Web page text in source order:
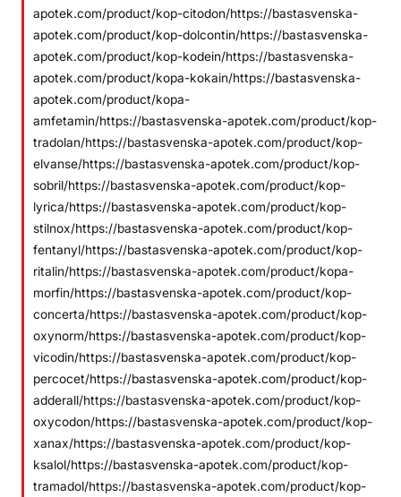
apotek.com/product/kop-citodon/https://bastasvenska-
apotek.com/product/kop-dolcontin/https://bastasvenska-
apotek.com/product/kop-kodein/https://bastasvenska-
apotek.com/product/kopa-kokain/https://bastasvenska-
apotek.com/product/kopa-
amfetamin/https://bastasvenska-apotek.com/product/kop-
tradolan/https://bastasvenska-apotek.com/product/kop-
elvanse/https://bastasvenska-apotek.com/product/kop-
sobril/https://bastasvenska-apotek.com/product/kop-
lyrica/https://bastasvenska-apotek.com/product/kop-
stilnox/https://bastasvenska-apotek.com/product/kop-
fentanyl/https://bastasvenska-apotek.com/product/kop-
ritalin/https://bastasvenska-apotek.com/product/kopa-
morfin/https://bastasvenska-apotek.com/product/kop-
concerta/https://bastasvenska-apotek.com/product/kop-
oxynorm/https://bastasvenska-apotek.com/product/kop-
vicodin/https://bastasvenska-apotek.com/product/kop-
percocet/https://bastasvenska-apotek.com/product/kop-
adderall/https://bastasvenska-apotek.com/product/kop-
oxycodon/https://bastasvenska-apotek.com/product/kop-
xanax/https://bastasvenska-apotek.com/product/kop-
ksalol/https://bastasvenska-apotek.com/product/kop-
tramadol/https://bastasvenska-apotek.com/product/kop-